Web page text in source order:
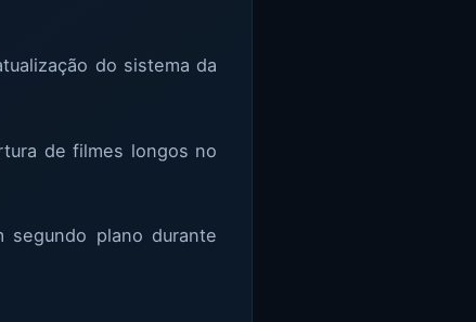
do sistema da
de filmes longos no
segundo plano durante